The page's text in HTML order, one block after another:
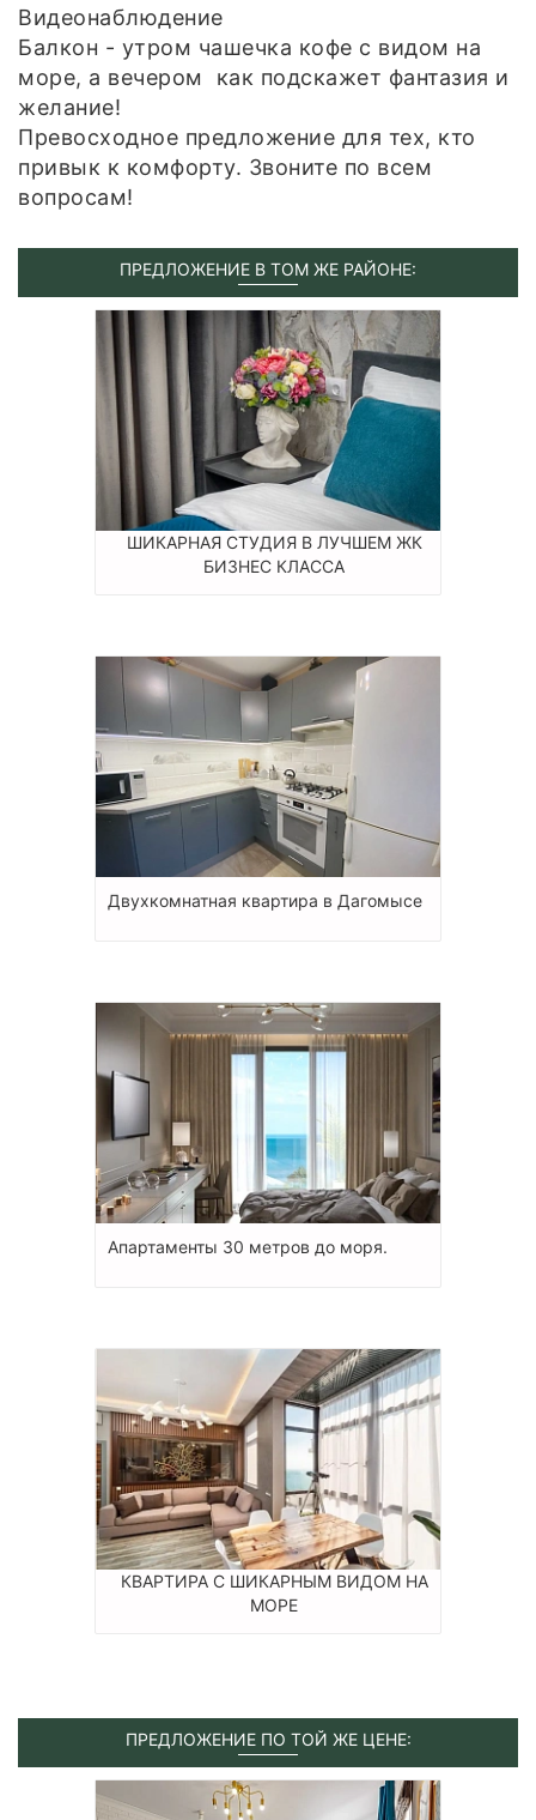
Видеонаблюдение
Балкон - утром чашечка кофе с видом на
море, а вечером как подскажет фантазия и
желание!
Превосходное предложение для тех, кто
привык к комфорту. Звоните по всем
вопросам!
ПРЕДЛОЖЕНИЕ В ТОМ ЖЕ РАЙОНЕ:
ШИКАРНАЯ СТУДИЯ В ЛУЧШЕМ ЖК
БИЗНЕС КЛАССА
Двухкомнатная квартира в Дагомысе
Апартаменты 30 метров до моря.
КВАРТИРА С ШИКАРНЫМ ВИДОМ НА
МОРЕ
ПРЕДЛОЖЕНИЕ ПО ТОЙ ЖЕ ЦЕНЕ: